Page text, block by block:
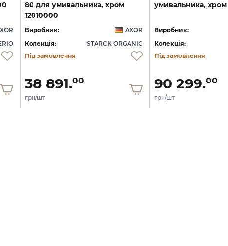
80 для умивальника, хром
12010000
Виробник:
AXOR
Колекція:
STARCK ORGANIC
Під замовлення
38 891.00
грн/шт
умивальника, хром
Виробник:
Колекція:
Під замовлення
90 299.00
грн/шт